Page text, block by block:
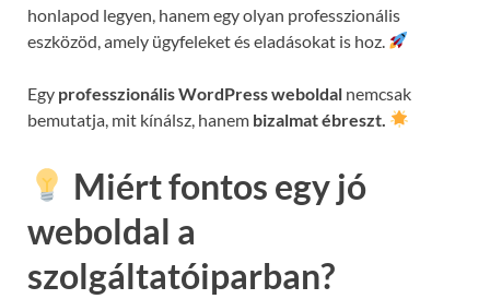
honlapod legyen, hanem egy olyan professzionális
eszközöd, amely ügyfeleket és eladásokat is hoz.
Egy professzionális WordPress weboldal nemcsak
bemutatja, mit kínálsz, hanem bizalmat ébreszt.
Miért fontos egy jó
weboldal a
szolgáltatóiparban?